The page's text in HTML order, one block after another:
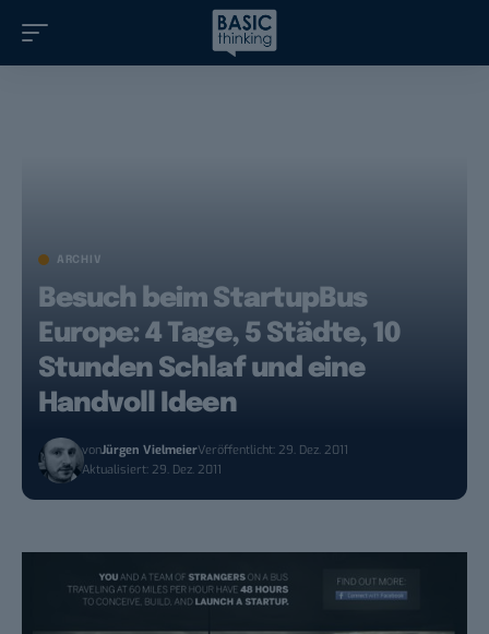
ARCHIV
Besuch beim StartupBus
Europe: 4 Tage, 5 Städte, 10
Stunden Schlaf und eine
Handvoll Ideen
vonJürgen VielmeierVeröffentlicht: 29. Dez. 2011
Aktualisiert: 29. Dez. 2011